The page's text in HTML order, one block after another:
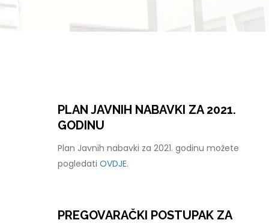
PLAN JAVNIH NABAVKI ZA 2021.
GODINU
Plan Javnih nabavki za 2021. godinu možete
pogledatiOVDJE.
PREGOVARAČKI POSTUPAK ZA